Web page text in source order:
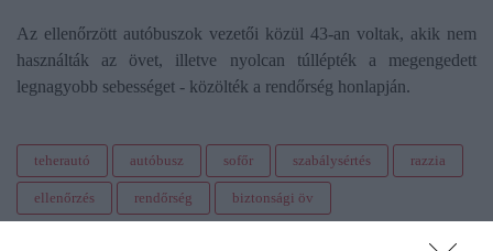
Az ellenőrzött autóbuszok vezetői közül 43-an voltak, akik nem
használták az övet, illetve nyolcan túllépték a megengedett
legnagyobb sebességet - közölték a rendőrség honlapján.
teherautó autóbusz sofőr szabálysértés razzia
ellenőrzés rendőrség biztonsági öv